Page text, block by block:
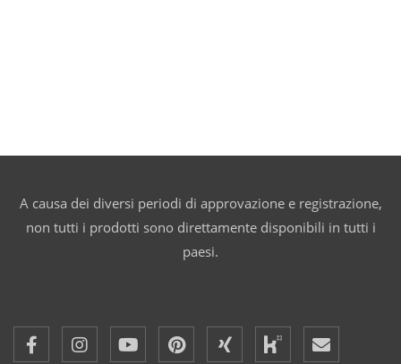
A causa dei diversi periodi di approvazione e registrazione,
non tutti i prodotti sono direttamente disponibili in tutti i
paesi.